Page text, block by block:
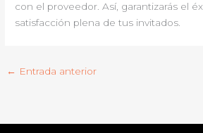
con el proveedor. Así, garantizarás el
satisfacción plena de tus invitados.
← Entrada anterior